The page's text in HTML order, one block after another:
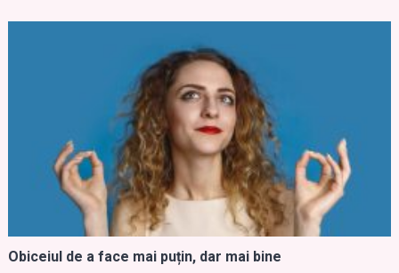
Obiceiul de a face mai puțin, dar mai bine